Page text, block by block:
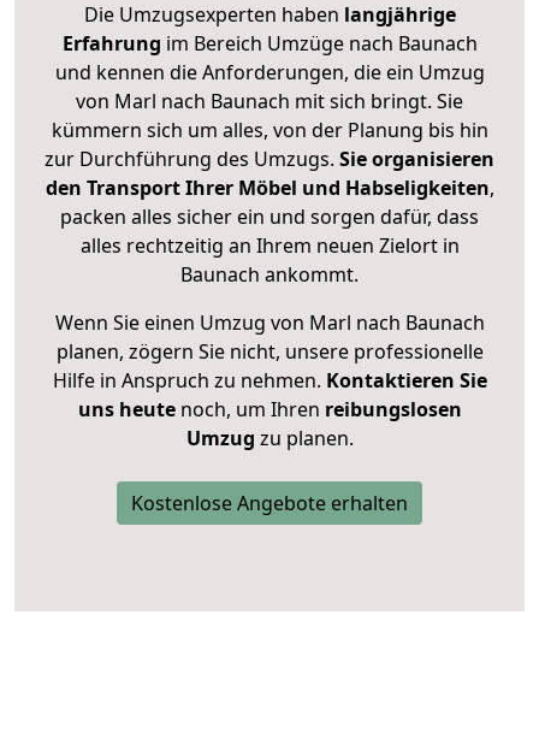
Die Umzugsexperten haben langjährige
Erfahrung im Bereich Umzüge nach Baunach
und kennen die Anforderungen, die ein Umzug
von Marl nach Baunach mit sich bringt. Sie
kümmern sich um alles, von der Planung bis hin
zur Durchführung des Umzugs. Sie organisieren
den Transport Ihrer Möbel und Habseligkeiten,
packen alles sicher ein und sorgen dafür, dass
alles rechtzeitig an Ihrem neuen Zielort in
Baunach ankommt.
Wenn Sie einen Umzug von Marl nach Baunach
planen, zögern Sie nicht, unsere professionelle
Hilfe in Anspruch zu nehmen. Kontaktieren Sie
uns heutenoch, um Ihren reibungslosen
Umzug zu planen.
Kostenlose Angebote erhalten